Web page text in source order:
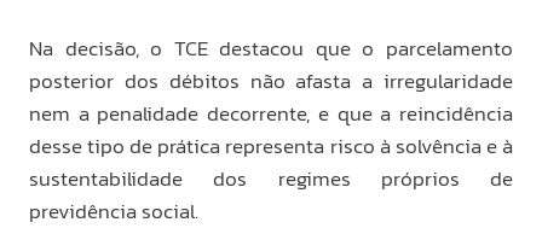
Na decisão, o TCE destacou que o parcelamento
posterior dos débitos não afasta a irregularidade
nem a penalidade decorrente, e que a reincidência
desse tipo de prática representa risco à solvência e à
sustentabilidade dos regimes próprios de
previdência social.